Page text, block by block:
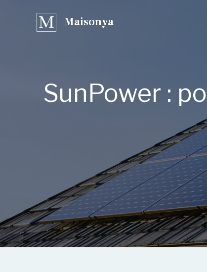
Maisonya
SunPower :